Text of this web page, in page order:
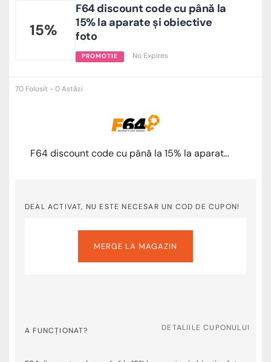
15%
F64 discount code cu până la
15% la aparate și obiective
foto
PROMOTIE No Expires
70 Folosit - 0 Astăzi
F64 discount code cu până la 15% la aparate și obiective foto
DEAL ACTIVAT, NU ESTE NECESAR UN COD DE CUPON!
MERGE LA MAGAZIN
A FUNCȚIONAT? DETALIILE CUPONULUI